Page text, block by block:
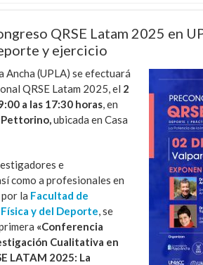
QRSE Latam 2025 en
y ejercicio
Ancha (UPLA) se efectuará
QRSE Latam 2025, el 2
a las 17:30 horas, en
ubicada en Casa
e
como a profesionales en
la Facultad de
y del Deporte , se
«Conferencia
Cualitativa en
LATAM 2025: La